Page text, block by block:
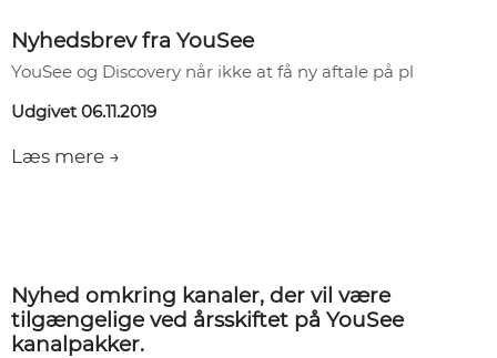
Nyhedsbrev fra YouSee
YouSee og Discovery når ikke at få ny aftale på pl
Udgivet 06.11.2019
Læs mere →
Nyhed omkring kanaler, der vil være
tilgængelige ved årsskiftet på YouSee
kanalpakker.